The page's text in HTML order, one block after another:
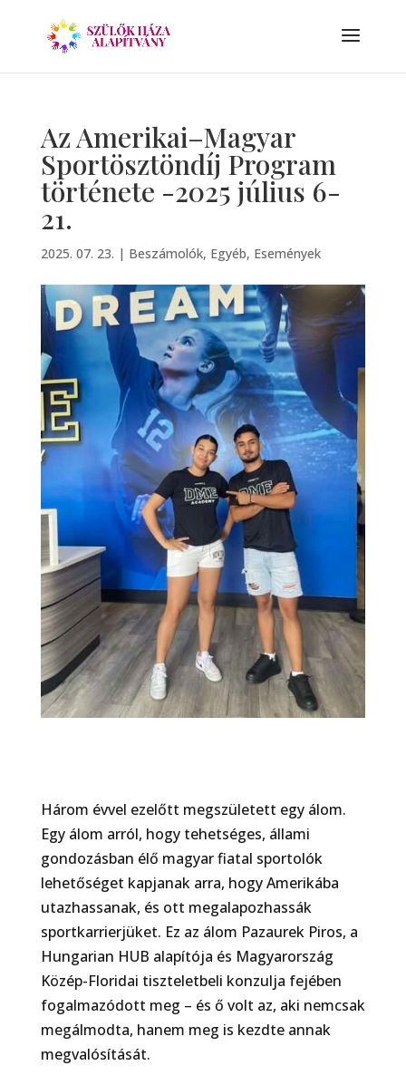
Az Amerikai–Magyar
Sportösztöndíj Program
története -2025 július 6-
21.
2025. 07. 23. | Beszámolók, Egyéb, Események
Három évvel ezelőtt megszületett egy álom.
Egy álom arról, hogy tehetséges, állami
gondozásban élő magyar fiatal sportolók
lehetőséget kapjanak arra, hogy Amerikába
utazhassanak, és ott megalapozhassák
sportkarrierjüket. Ez az álom Pazaurek Piros, a
Hungarian HUB alapítója és Magyarország
Közép-Floridai tiszteletbeli konzulja fejében
fogalmazódott meg – és ő volt az, aki nemcsak
megálmodta, hanem meg is kezdte annak
megvalósítását.